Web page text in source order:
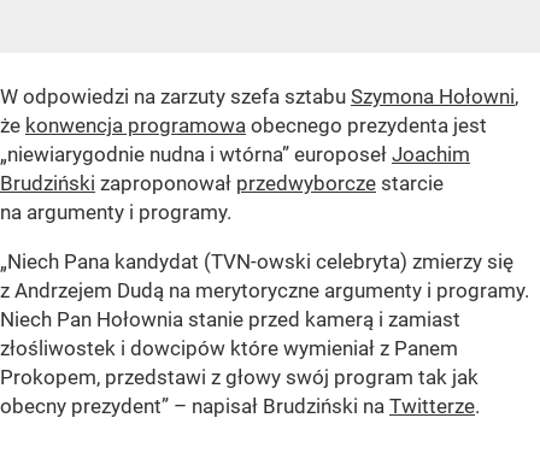
W odpowiedzi na zarzuty szefa sztabu Szymona Hołowni,
że konwencja programowa obecnego prezydenta jest
„niewiarygodnie nudna i wtórna” europoseł Joachim
Brudziński zaproponował przedwyborcze starcie
na argumenty i programy.
„Niech Pana kandydat (TVN-owski celebryta) zmierzy się
z Andrzejem Dudą na merytoryczne argumenty i programy.
Niech Pan Hołownia stanie przed kamerą i zamiast
złośliwostek i dowcipów które wymieniał z Panem
Prokopem, przedstawi z głowy swój program tak jak
obecny prezydent” – napisał Brudziński na Twitterze.